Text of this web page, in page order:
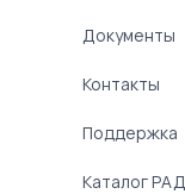
Документы
Контакты
Поддержка
Каталог РАД